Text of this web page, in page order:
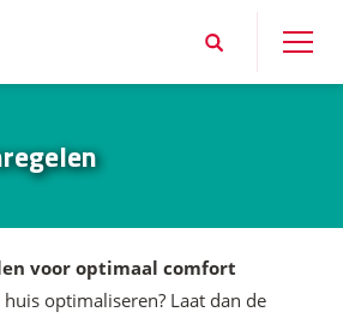
voor optimaal comfort
optimaliseren? Laat dan de